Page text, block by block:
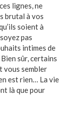
lignes, ne
brutal à vos
soient à
pas
intimes de
sûr, certains
vous sembler
est rien… La vie
là que pour